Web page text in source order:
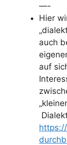
—-
Hier
auch
auf